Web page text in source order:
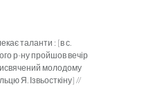
таланти : [в с.
р-ну пройшов вечір
молодому
Я. Ізвьосткіну] //